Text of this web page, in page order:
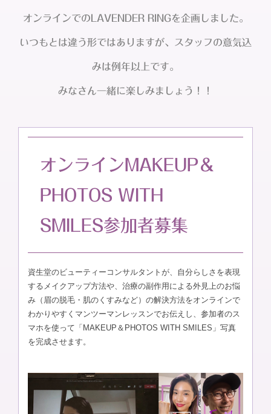
オンラインでのLAVENDER RINGを企画しました。
いつもとは違う形ではありますが、スタッフの意気込
みは例年以上です。
みなさん一緒に楽しみましょう！！
オンラインMAKEUP＆
PHOTOS WITH
SMILES参加者募集
資生堂のビューティーコンサルタントが、自分らしさを表現
するメイクアップ方法や、治療の副作用による外見上のお悩
み（眉の脱毛・肌のくすみなど）の解決方法をオンラインで
わかりやすくマンツーマンレッスンでお伝えし、参加者のス
マホを使って「MAKEUP＆PHOTOS WITH SMILES」写真
を完成させます。